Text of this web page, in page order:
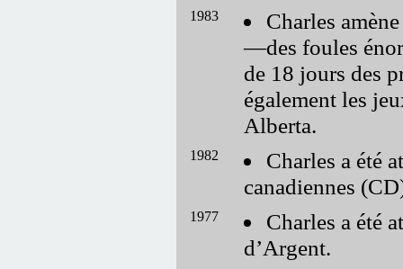
1983
Charles
—des foules
de 18 jours des
également les
Alberta.
1982
Charles a été
canadiennes
1977
Charles a été
d’Argent.